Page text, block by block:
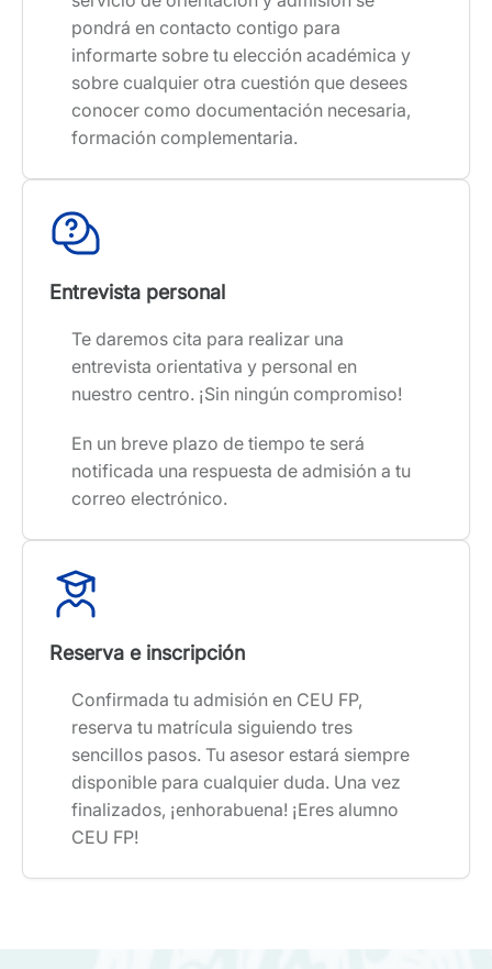
pondrá en contacto contigo para
informarte sobre tu elección académica y
sobre cualquier otra cuestión que desees
conocer como documentación necesaria,
formación complementaria.
Entrevista personal
Te daremos cita para realizar una
entrevista orientativa y personal en
nuestro centro. ¡Sin ningún compromiso!
En un breve plazo de tiempo te será
notificada una respuesta de admisión a tu
correo electrónico.
Reserva e inscripción
Confirmada tu admisión en CEU FP,
reserva tu matrícula siguiendo tres
sencillos pasos. Tu asesor estará siempre
disponible para cualquier duda. Una vez
finalizados, ¡enhorabuena! ¡Eres alumno
CEU FP!